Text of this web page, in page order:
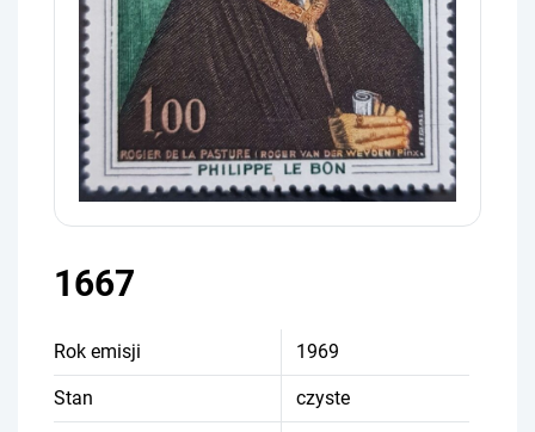
1667
Rok emisji 1969
Stan czyste